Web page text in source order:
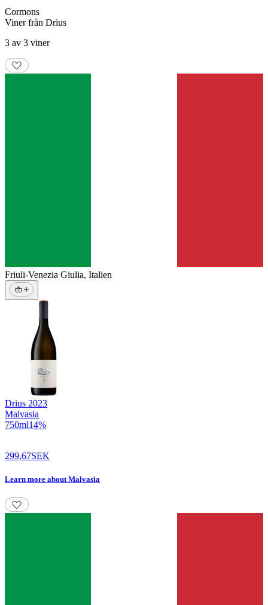
Cormons
Viner från Drius
3 av 3 viner
Friuli-Venezia Giulia, Italien
Drius 2023
Malvasia
750ml14%
299,67SEK
Learn more aboutMalvasia